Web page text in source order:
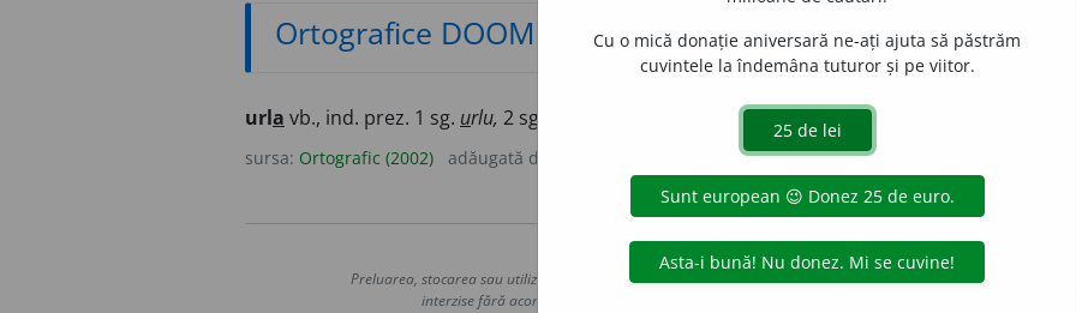
Ortografice DOOM
urla vb., ind. prez. 1 sg. urlu, 2 sg.
sursa: Ortografic (2002) adăugată de
Copyright © 2004-2026 dexonline (https://dexonline.ro)
Preluarea, stocarea sau utilizarea datelor de pe acest site, inclusiv prin orice metode de extragere automată
interzise fără acordul nostru prealabil scris, cu excepția seturilor de date oferite oficial spre utilizare
Cu o mică donație aniversară ne-ați ajuta să păstrăm
cuvintele la îndemâna tuturor și pe viitor.